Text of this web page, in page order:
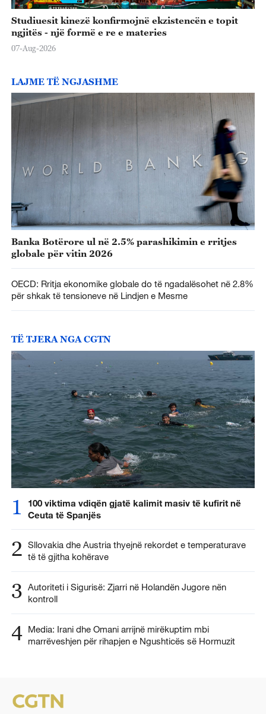
Studiuesit kinezë konfirmojnë ekzistencën e topit
ngjitës - një formë e re e materies
07-Aug-2026
LAJME TË NGJASHME
Banka Botërore ul në 2.5% parashikimin e rritjes
globale për vitin 2026
OECD: Rritja ekonomike globale do të ngadalësohet në 2.8%
për shkak të tensioneve në Lindjen e Mesme
TË TJERA NGA CGTN
1
100 viktima vdiqën gjatë kalimit masiv të kufirit në
Ceuta të Spanjës
2 Sllovakia dhe Austria thyejnë rekordet e temperaturave
të të gjitha kohërave
3 Autoriteti i Sigurisë: Zjarri në Holandën Jugore nën
kontroll
4 Media: Irani dhe Omani arrijnë mirëkuptim mbi
marrëveshjen për rihapjen e Ngushticës së Hormuzit